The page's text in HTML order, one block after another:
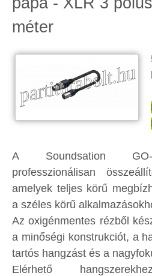
méter
A Soundsation GO-
professzionálisan
amelyek teljes körű
a széles körű
Az oxigénmentes rézből
a minőségi konstrukciót, a
tartós hangzást és a
Elérhető